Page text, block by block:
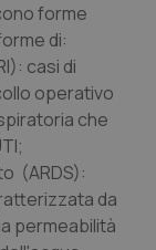
forme
di:
casi di
operativo
che
(ARDS):
da
permeabilità